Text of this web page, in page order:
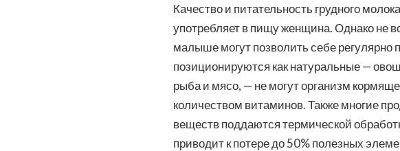
Качество и питательность грудного
употребляет в пищу женщина. Однако не
малыше могут позволить себе регулярно
позиционируются как натуральные —
рыба и мясо, — не могут организм
количеством витаминов. Также многие
веществ поддаются термической
приводит к потере до 50% полезных